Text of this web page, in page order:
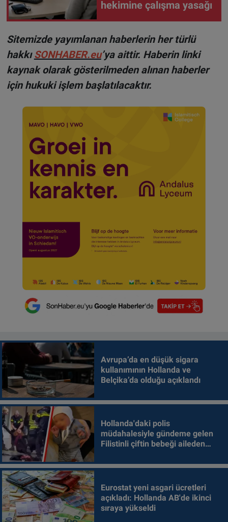
hekimine çalışma yasağı
Sitemizde yayımlanan haberlerin her türlü
hakkıSONHABER.eu’ya aittir. Haberin linki
kaynak olarak gösterilmeden alınan haberler
için hukuki işlem başlatılacaktır.
Avrupa’da en düşük sigara
kullanımının Hollanda ve
Belçika’da olduğu açıklandı
Hollanda'daki polis
müdahalesiyle gündeme gelen
Filistinli çiftin bebeği aileden
Eurostat yeni asgari ücretleri
açıkladı: Hollanda AB'de ikinci
sıraya yükseldi